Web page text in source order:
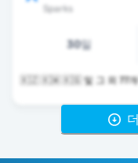
Sparks
30일
🇰🇿 🇰🇼 🇰🇬 및 그 외 77